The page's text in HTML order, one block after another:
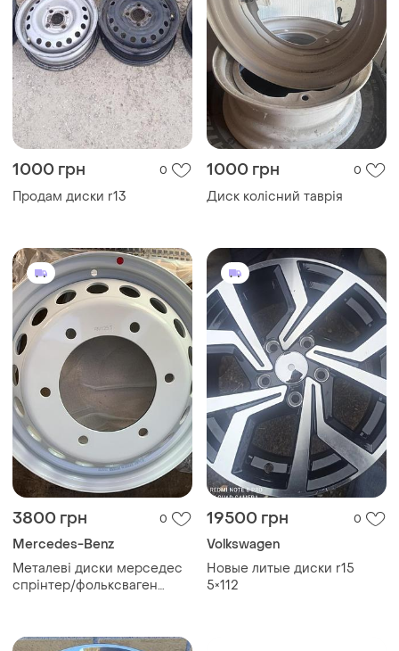
1000 грн 0
Продам диски r13
1000 грн 0
Диск колісний таврія
3800 грн 0
Mercedes-Benz
Металеві диски мерседес
спрінтер/фольксваген
19500 грн 0
Volkswagen
Новые литые диски r15
5×112